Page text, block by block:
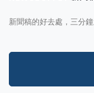
新聞稿的好去處，三分